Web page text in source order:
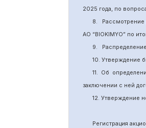
2025 года, по
8.
Рассмотрение
АО “BIOKIMYO”по
9.
10. Утверждение
11.
Об
заключении с ней
12. Утверждение
Регистрация